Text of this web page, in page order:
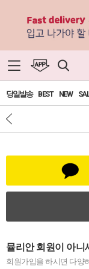
당일발송 BEST NEW
뮬리안 회원이 아니
회원가입을 하시면 다양